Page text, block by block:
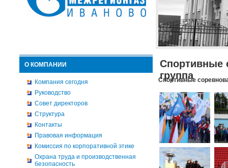
О КОМПАНИИ
Компания сегодня
Руководство
Совет директоров
Структура
Контакты
Правовая информация
Комиссия по корпоративной этике
Охрана труда и производственная
безопасность
Спортивные
группа
Спортивные